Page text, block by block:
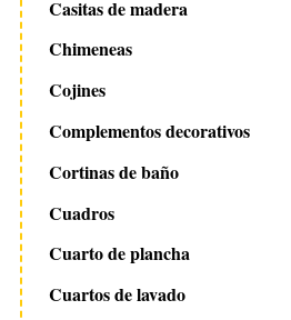
Casitas de madera
Chimeneas
Cojines
Complementos decorativos
Cortinas de baño
Cuadros
Cuarto de plancha
Cuartos de lavado